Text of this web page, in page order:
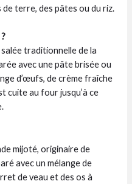
de terre, des pâtes ou du riz.
traditionnelle de la
avec une pâte brisée ou
d’œufs, de crème fraîche
cuite au four jusqu’à ce
mijoté, originaire de
avec un mélange de
de veau et des os à